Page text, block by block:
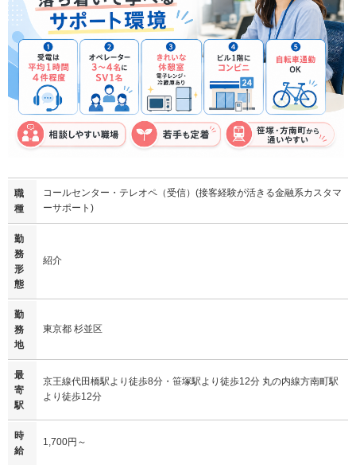
職
種
コールセンター・テレオペ（受信）(接客経験が活きる金融系カスタマ
ーサポート)
勤
務
形
態
紹介
勤
務
地
東京都 杉並区
最
寄
駅
京王線代田橋駅より徒歩8分・笹塚駅より徒歩12分 丸の内線方南町駅
より徒歩12分
時
給
1,700円～